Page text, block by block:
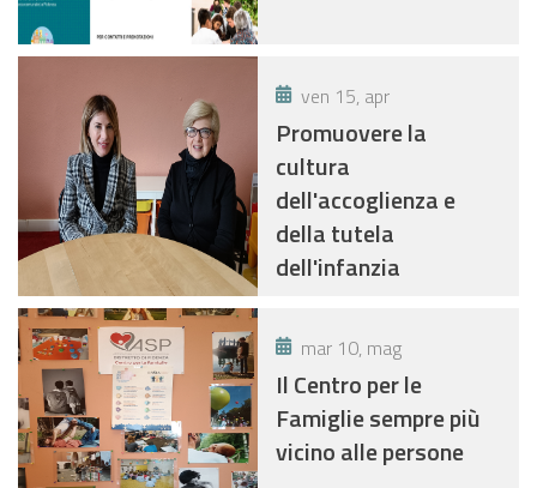
ven 15, apr
Promuovere la
cultura
dell'accoglienza e
della tutela
dell'infanzia
mar 10, mag
Il Centro per le
Famiglie sempre più
vicino alle persone